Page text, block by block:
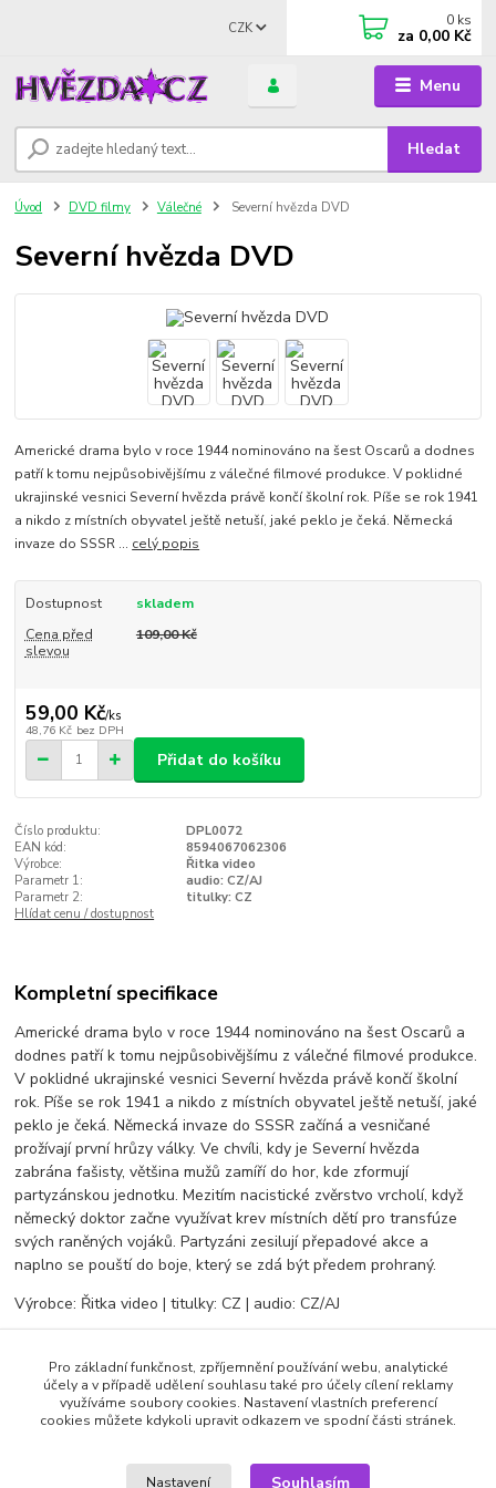
Menu
CZK
Hledat
0 ks
za 0,00 Kč
Úvod DVD filmy Válečné Severní hvězda DVD
Severní hvězda DVD
Americké drama bylo v roce 1944 nominováno na šest Oscarů a dodnes
patří k tomu nejpůsobivějšímu z válečné filmové produkce. V poklidné
ukrajinské vesnici Severní hvězda právě končí školní rok. Píše se rok 1941
a nikdo z místních obyvatel ještě netuší, jaké peklo je čeká. Německá
invaze do SSSR ... celý popis
Dostupnost
skladem
Cena před
slevou
109,00 Kč
59,00 Kč/ks
48,76 Kč bez DPH
Přidat do košíku
Číslo produktu:
DPL0072
EAN kód:
8594067062306
Výrobce:
Řitka video
Parametr 1:
audio: CZ/AJ
Parametr 2:
titulky: CZ
Hlídat cenu / dostupnost
Kompletní specifikace
Americké drama bylo v roce 1944 nominováno na šest Oscarů a
dodnes patří k tomu nejpůsobivějšímu z válečné filmové produkce.
V poklidné ukrajinské vesnici Severní hvězda právě končí školní
rok. Píše se rok 1941 a nikdo z místních obyvatel ještě netuší, jaké
peklo je čeká. Německá invaze do SSSR začíná a vesničané
prožívají první hrůzy války. Ve chvíli, kdy je Severní hvězda
zabrána fašisty, většina mužů zamíří do hor, kde zformují
partyzánskou jednotku. Mezitím nacistické zvěrstvo vrcholí, když
německý doktor začne využívat krev místních dětí pro transfúze
svých raněných vojáků. Partyzáni zesilují přepadové akce a
naplno se pouští do boje, který se zdá být předem prohraný.
Výrobce: Řitka video | titulky: CZ | audio: CZ/AJ
Zboží zařazeno v kategoriích
DVD filmy
Pro základní funkčnost, zpříjemnění používání webu, analytické
účely a v případě udělení souhlasu také pro účely cílení reklamy
využíváme soubory cookies. Nastavení vlastních preferencí
cookies můžete kdykoli upravit odkazem ve spodní části stránek.
Nastavení Souhlasím